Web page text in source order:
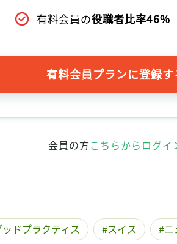
有料会員の役職者比率46%
有料会員プランに登録す
会員の方こちらからログイ
ッドプラクティス スイス ニ
記事を